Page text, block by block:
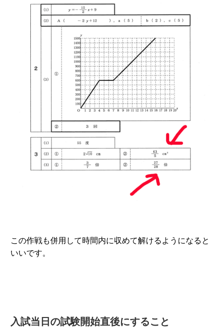
この作戦も併用して時間内に収めて解けるようになると
いいです。
入試当日の試験開始直後にすること